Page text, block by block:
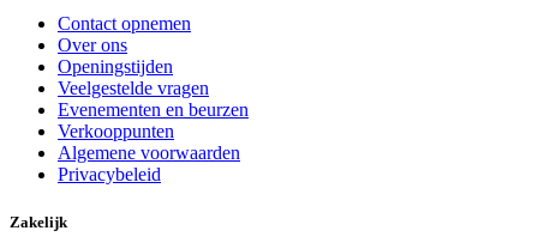
Contact opnemen
Over ons
Openingstijden
Veelgestelde vragen
Evenementen en beurzen
Verkooppunten
Algemene voorwaarden
Privacybeleid
Zakelijk